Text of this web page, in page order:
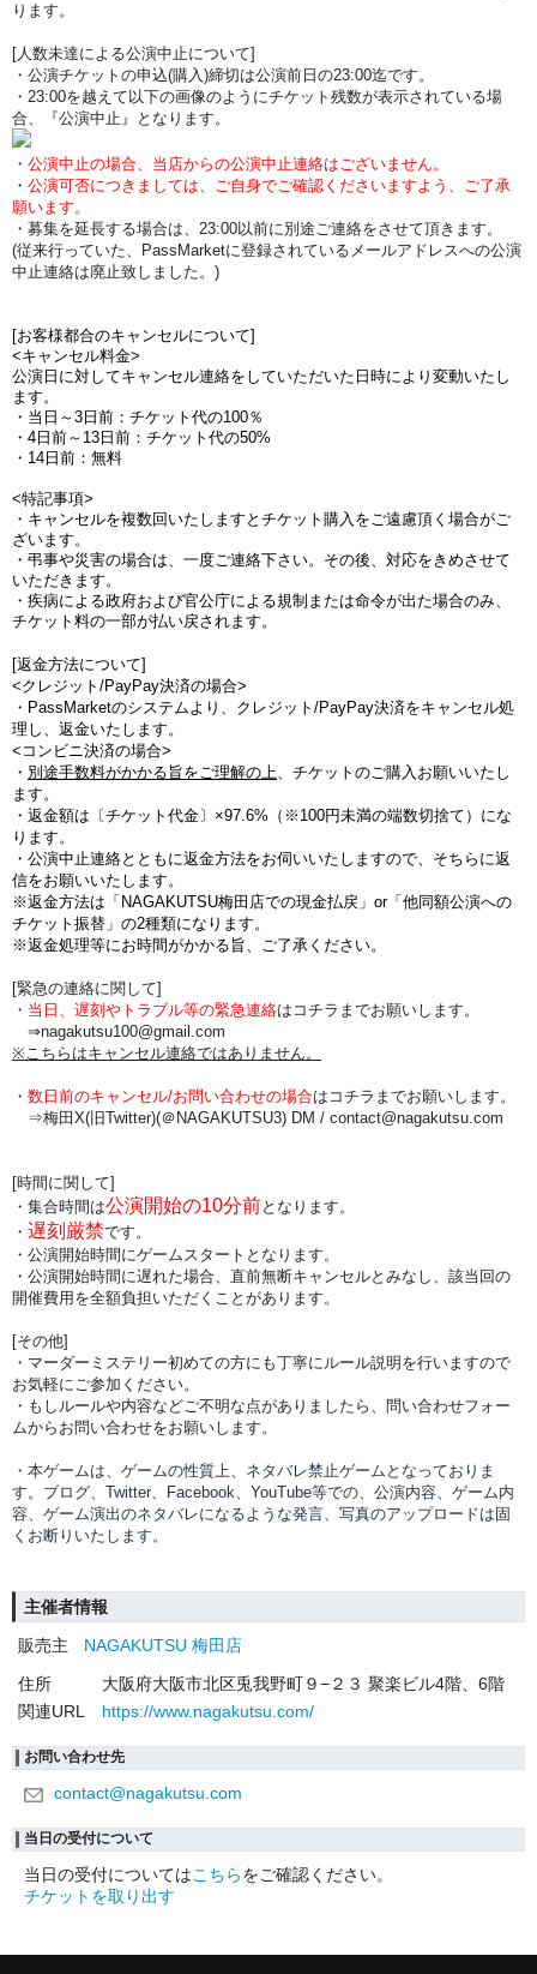
ります。
[人数未達による公演中止について]
・公演チケットの申込(購入)締切は公演前日の23:00迄です。
・23:00を越えて以下の画像のようにチケット残数が表示されている場
合、『公演中止』となります。
・ 公演中止の場合、当店からの公演中止連絡はございません。
・ 公演可否につきましては、ご自身でご確認くださいますよう、ご了承
願います。
・募集を延長する場合は、23:00以前に別途ご連絡をさせて頂きます。
(従来行っていた、PassMarketに登録されているメールアドレスへの公演
中止連絡は廃止致しました。)
[お客様都合のキャンセルについて]
<キャンセル料金>
公演日に対してキャンセル連絡をしていただいた日時により変動いたし
ます。
・当日～3日前：チケット代の100％
・4日前～13日前：チケット代の50%
・14日前：無料
<特記事項>
・キャンセルを複数回いたしますとチケット購入をご遠慮頂く場合がご
ざいます。
・弔事や災害の場合は、一度ご連絡下さい。その後、対応をきめさせて
いただきます。
・疾病による政府および官公庁による規制または命令が出た場合のみ、
チケット料の一部が払い戻されます。
[返金方法について]
<クレジット/PayPay決済の場合>
・PassMarketのシステムより、クレジット/PayPay決済をキャンセル処
理し、返金いたします。
<コンビニ決済の場合>
・ 別途手数料がかかる旨をご理解の上、チケットのご購入お願いいたし
ます。
・ 返金額は〔チケット代金〕×97.6%（※100円未満の端数切捨て ）にな
ります。
・公演中止連絡とともに返金方法をお伺いいたしますので、そちらに返
信をお願いいたします。
※返金方法は「NAGAKUTSU梅田店での現金払戻」or「他同額公演への
チケット振替」の2種類になります。
※返金処理等にお時間がかかる旨、ご了承ください。
[緊急の連絡に関して]
・ 当日、遅刻やトラブル等の緊急連絡はコチラまでお願いします。
⇒nagakutsu100@gmail.com
※こちらはキャンセル連絡ではありません。
・ 数日前のキャンセル/お問い合わせの場合は コチラまでお願いします。
⇒梅田X(旧Twitter)(＠NAGAKUTSU3) DM / contact@nagakutsu.com
[時間に関して]
・集合時間は公演開始の10分前となります。
・ 遅刻厳禁です。
・公演開始時間にゲームスタートとなります。
・公演開始時間に遅れた場合、直前無断キャンセルとみなし、該当回の
開催費用を全額負担いただくことがあります。
[その他]
・マーダーミステリー初めての方にも丁寧にルール説明を行いますので
お気軽にご参加ください。
・もしルールや内容などご不明な点がありましたら、問い合わせフォー
ムからお問い合わせをお願いします。
・本ゲームは、ゲームの性質上、ネタバレ禁止ゲームとなっておりま
す。ブログ、Twitter、Facebook、YouTube等での、 公演内容、 ゲーム内
容、ゲーム演出のネタバレになるような発言、写真のアップロードは固
くお断りいたします。
主催者情報
販売主
NAGAKUTSU 梅田店
住所
大阪府大阪市北区兎我野町９−２３ 聚楽ビル4階、6階
関連URL
https://www.nagakutsu.com/
お問い合わせ先
contact@nagakutsu.com
当日の受付について
当日の受付についてはこちらをご確認ください。
チケットを取り出す